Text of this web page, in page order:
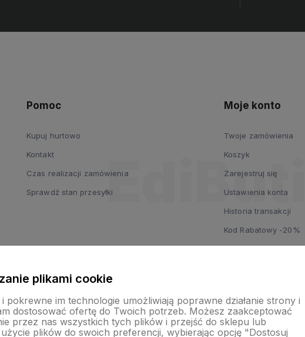
Pomoc
Kupuj hurtowo
Kontakt
Czas realizacji zamówienia
Sprawdź stan przesyłki
Moje konto
Twoje zamówienia
Koszyk
Zarejestruj się
Ustawienia konta
Historia transakcji
Kod Rabatowy -20%
plikami cookie
pokrewne im technologie umożliwiają poprawne działanie strony i
dostosować ofertę do Twoich potrzeb. Możesz zaakceptować
przez nas wszystkich tych plików i przejść do sklepu lub
plików do swoich preferencji, wybierając opcję "Dostosuj